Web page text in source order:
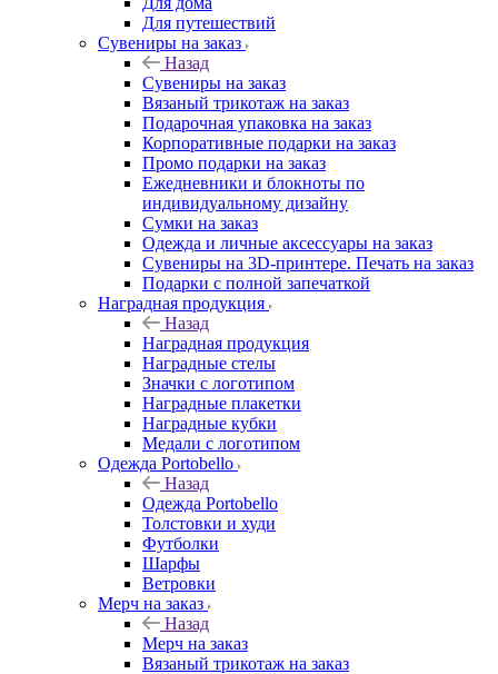
Для путешествий
Сувениры на заказ
Назад
Сувениры на заказ
Вязаный трикотаж на заказ
Подарочная упаковка на заказ
Корпоративные подарки на заказ
Промо подарки на заказ
Ежедневники и блокноты по
индивидуальному дизайну
Сумки на заказ
Одежда и личные аксессуары на заказ
Сувениры на 3D-принтере. Печать на заказ
Подарки с полной запечаткой
Наградная продукция
Назад
Наградная продукция
Наградные стелы
Значки с логотипом
Наградные плакетки
Наградные кубки
Медали с логотипом
Одежда Portobello
Назад
Одежда Portobello
Толстовки и худи
Футболки
Шарфы
Ветровки
Мерч на заказ
Назад
Мерч на заказ
Вязаный трикотаж на заказ